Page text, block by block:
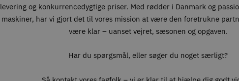
levering og konkurrencedygtige priser. Med rødder i Danmark og
maskiner, har vi gjort det til vores mission at være den foretrukne
være klar – uanset vejret, sæsonen og opgaven.
Har du spørgsmål, eller søger du noget særligt?